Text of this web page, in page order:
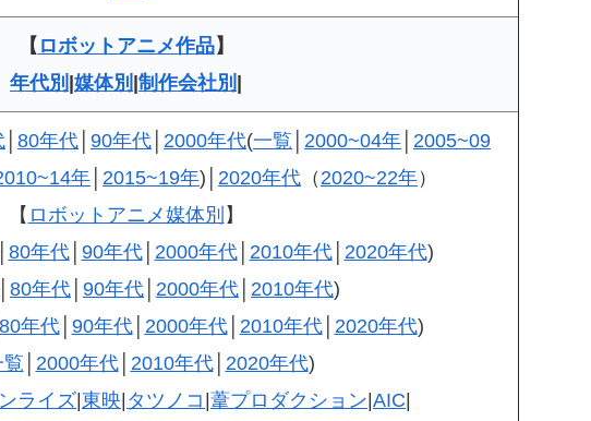
【 ロボットアニメ作品】
年代別 |媒体別 |制作会社別 |
80年代 90年代 2000年代(一覧 2000~04年 2005~09
年 2015~19年)│ 2020年代 （ 2020~22年）
【 ロボットアニメ媒体別 】
80年代│ 90年代│ 2000年代│ 2010年代│ 2020年代)
80年代 90年代 2000年代 2010年代)
80年代│ 90年代│ 2000年代│ 2010年代│ 2020年代)
2000年代│ 2010年代│ 2020年代)
ライズ|東映| タツノコ |葦プロダクション|AIC|